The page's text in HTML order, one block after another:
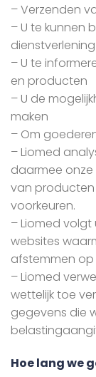
– Verzenden
– U te kunnen
– U te
en producten
– U de
maken
– Om
– Liomed
daarmee
van
voorkeuren.
– Liomed
websites
afstemmen
– Liomed
wettelijk toe
gegevens die
Hoe lang we